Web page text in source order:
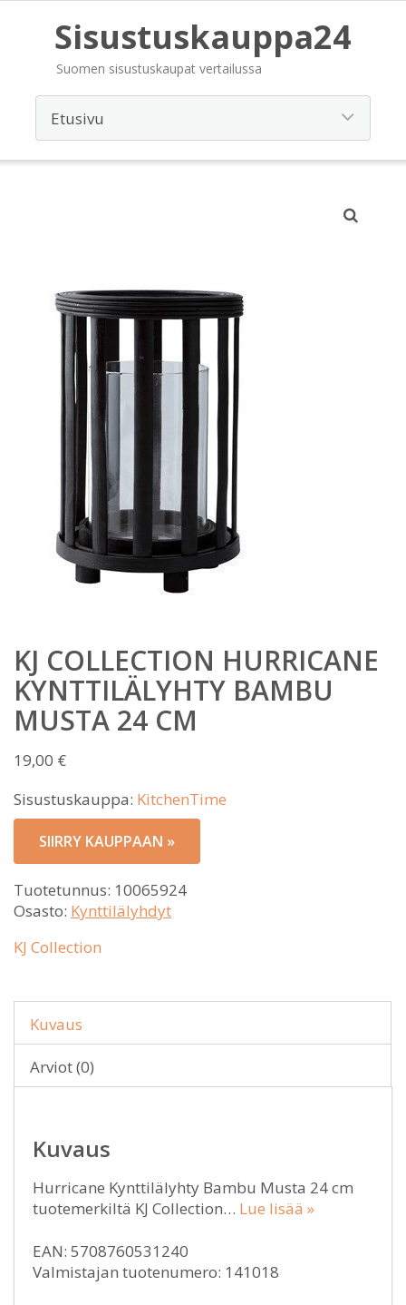
Sisustuskauppa24
Suomen sisustuskaupat vertailussa
KJ COLLECTION HURRICANE
KYNTTILÄLYHTY BAMBU
MUSTA 24 CM
19,00 €
Sisustuskauppa: KitchenTime
SIIRRY KAUPPAAN »
Tuotetunnus: 10065924
Osasto: Kynttilälyhdyt
KJ Collection
Kuvaus
Arviot (0)
Kuvaus
Hurricane Kynttilälyhty Bambu Musta 24 cm
tuotemerkiltä KJ Collection… Lue lisää »
EAN: 5708760531240
Valmistajan tuotenumero: 141018